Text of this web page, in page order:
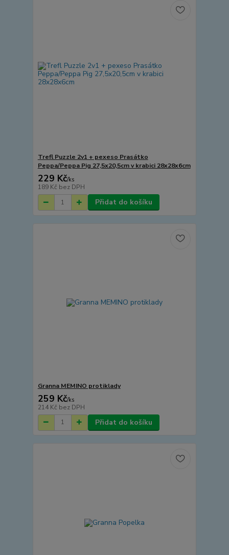
Trefl Puzzle 2v1 + pexeso Prasátko
Peppa/Peppa Pig 27,5x20,5cm v krabici 28x28x6cm
229 Kč/ks
189 Kč bez DPH
Přidat do košíku
Granna MEMINO protiklady
259 Kč/ks
214 Kč bez DPH
Přidat do košíku